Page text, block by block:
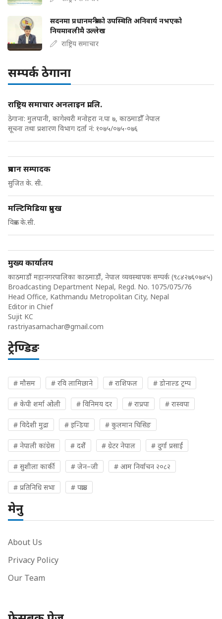
सदनमा प्रधानमन्त्रीको उपस्थिति अनिवार्य नभएको
नियमावलीमै उल्लेख
राष्ट्रिय समाचार
सम्पर्क ठेगाना
राष्ट्रिय समाचार अनलाइन प्रा.लि.
ठेगाना: मुलपानी, कागेश्वरी मनोहरा न.पा ७, काठमाडौँ नेपाल
सूचना तथा प्रशारण विभाग दर्ता नं: १०७५/०७५-०७६
प्रधान सम्पादक
सुजित के. सी.
मल्टिमिडिया प्रमुख
विक्रम के.सी.
मुख्य कार्यालय
काठमाडौं महानगरपालिका काठमाडौं, नेपाल व्यवस्थापक सम्पर्क (९८४२७६०७४५)
Broadcasting Department Nepal, Regd. No. 1075/075/76
Head Office, Kathmandu Metropolitan City, Nepal
Editor in Chief
Sujit KC
rastriyasamachar@gmail.com
ट्रेण्डिङ
# मौसम # रवि लामिछाने # राशिफल # डोनाल्ड ट्रम्प
# केपी शर्मा ओली # विनिमय दर # राप्रपा # रास्वपा
# विदेशी मुद्रा # इन्डिया # कुलमान घिसिङ
# नेपाली कांग्रेस # दशैं # ग्रेटर नेपाल # दुर्गा प्रसाईं
# सुशीला कार्की # जेन–जी # आम निर्वाचन २०८२
# प्रतिनिधि सभा # पक्राउ
मेनु
About Us
Privacy Policy
Our Team